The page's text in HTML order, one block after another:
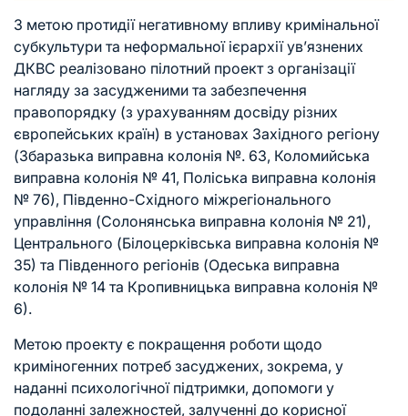
З метою протидії негативному впливу кримінальної
субкультури та неформальної ієрархії ув’язнених
ДКВС реалізовано пілотний проект з організації
нагляду за засудженими та забезпечення
правопорядку (з урахуванням досвіду різних
європейських країн) в установах Західного регіону
(Збаразька виправна колонія №. 63, Коломийська
виправна колонія № 41, Поліська виправна колонія
№ 76), Південно-Східного міжрегіонального
управління (Солонянська виправна колонія № 21),
Центрального (Білоцерківська виправна колонія №
35) та Південного регіонів (Одеська виправна
колонія № 14 та Кропивницька виправна колонія №
6).
Метою проекту є покращення роботи щодо
криміногенних потреб засуджених, зокрема, у
наданні психологічної підтримки, допомоги у
подоланні залежностей, залученні до корисної